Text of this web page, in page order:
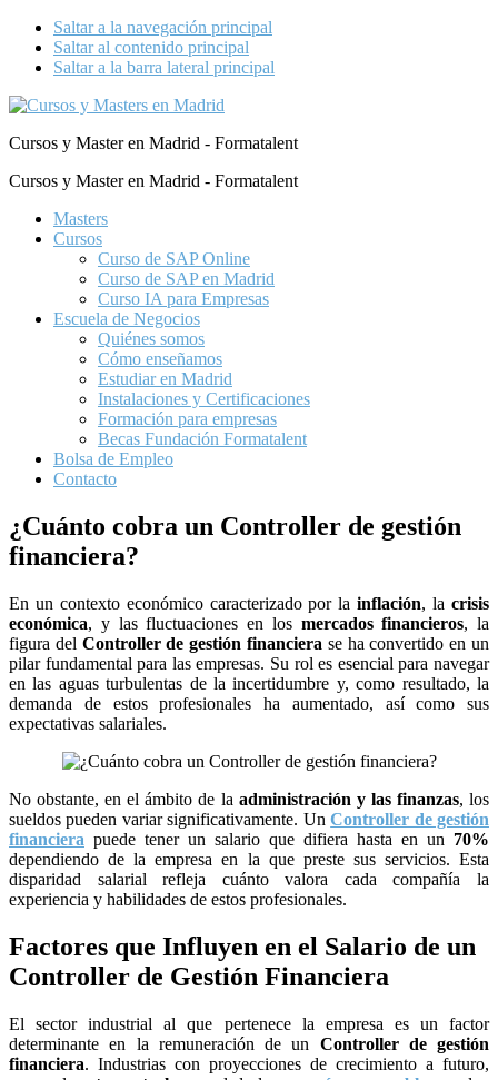
Saltar a la navegación principal
Saltar al contenido principal
Saltar a la barra lateral principal
Cursos y Master en Madrid - Formatalent
Cursos y Master en Madrid - Formatalent
Masters
Cursos
Curso de SAP Online
Curso de SAP en Madrid
Curso IA para Empresas
Escuela de Negocios
Quiénes somos
Cómo enseñamos
Estudiar en Madrid
Instalaciones y Certificaciones
Formación para empresas
Becas Fundación Formatalent
Bolsa de Empleo
Contacto
¿Cuánto cobra un Controller de gestión
financiera?
En un contexto económico caracterizado por lainflación, lacrisis
económica, y las fluctuaciones en los mercados financieros, la
figura del Controller de gestión financiera se ha convertido en un
pilar fundamental para las empresas. Su rol es esencial para navegar
en las aguas turbulentas de la incertidumbre y, como resultado, la
demanda de estos profesionales ha aumentado, así como sus
expectativas salariales.
No obstante, en el ámbito de la administración y las finanzas, los
sueldos pueden variar significativamente. UnController de gestión
financiera puede tener un salario que difiera hasta en un 70%
dependiendo de la empresa en la que preste sus servicios. Esta
disparidad salarial refleja cuánto valora cada compañía la
experiencia y habilidades de estos profesionales.
Factores que Influyen en el Salario de un
Controller de Gestión Financiera
El sector industrial al que pertenece la empresa es un factor
determinante en la remuneración de un Controller de gestión
financiera. Industrias con proyecciones de crecimiento a futuro,